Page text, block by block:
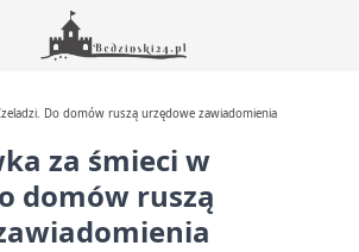
Do domów ruszą urzędowe zawiadomienia
za śmieci w
domów ruszą